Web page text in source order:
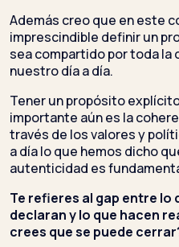
Además creo que en este
imprescindible definir un
sea compartido por toda la
nuestro día a día.
Tener un propósito
importante aún es la
través de los valores y
a día lo que hemos dicho
autenticidad es
Te refieres al gap entre lo
declaran y lo que hacen
crees que se puede